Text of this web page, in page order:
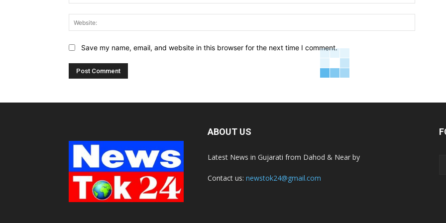
Save my name, email, and website in this browser for the next time I comment.
ABOUT US
Latest News in Gujarati from Dahod & Near by
Contact us: newstok24@gmail.com